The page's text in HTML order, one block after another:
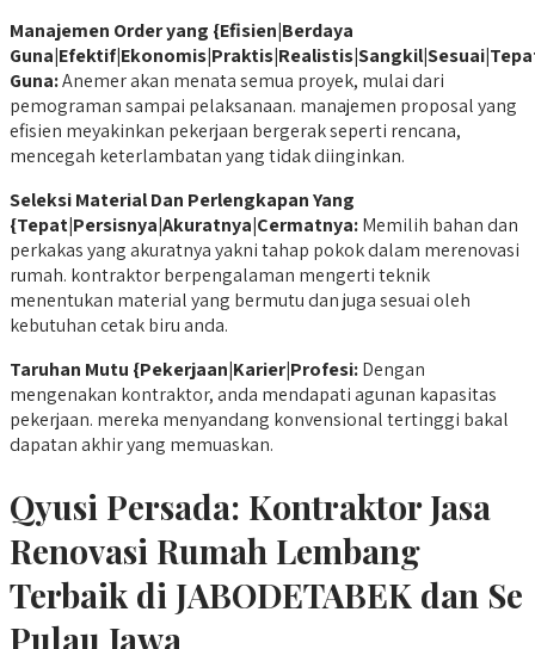
Manajemen Order yang {Efisien|Berdaya
Guna:Anemer akan menata semua proyek, mulai dari
pemograman sampai pelaksanaan. manajemen proposal yang
efisien meyakinkan pekerjaan bergerak seperti rencana,
mencegah keterlambatan yang tidak diinginkan.
Seleksi Material Dan Perlengkapan Yang
{Tepat|Persisnya|Akuratnya|Cermatnya:Memilih bahan dan
perkakas yang akuratnya yakni tahap pokok dalam merenovasi
rumah. kontraktor berpengalaman mengerti teknik
menentukan material yang bermutu dan juga sesuai oleh
kebutuhan cetak biru anda.
Taruhan Mutu {Pekerjaan|Karier|Profesi:Dengan
mengenakan kontraktor, anda mendapati agunan kapasitas
pekerjaan. mereka menyandang konvensional tertinggi bakal
dapatan akhir yang memuaskan.
Qyusi Persada: Kontraktor Jasa
Renovasi Rumah Lembang
Terbaik di JABODETABEK dan Se
Pulau Jawa